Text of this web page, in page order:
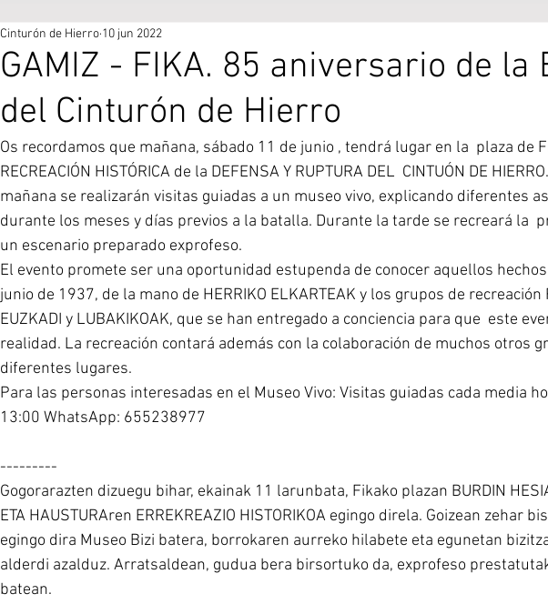
GAMIZ - FIKA. 85 aniversario de la
del Cinturón de Hierro
Cinturón de Hierro 10 jun 2022
Os recordamos que mañana, sábado 11 de junio , tendrá lugar en la  plaza de
RECREACIÓN HISTÓRICA de la DEFENSA Y RUPTURA DEL  CINTUÓN DE
mañana se realizarán visitas guiadas a un museo vivo, explicando diferentes
durante los meses y días previos a la batalla. Durante la tarde se recreará la
un escenario preparado exprofeso.
El evento promete ser una oportunidad estupenda de conocer aquellos
junio de 1937, de la mano de HERRIKO ELKARTEAK y los grupos de recreación
EUZKADI y LUBAKIKOAK, que se han entregado a conciencia para que  este
realidad. La recreación contará además con la colaboración de muchos otros
diferentes lugares.
Para las personas interesadas en el Museo Vivo: Visitas guiadas cada media
13:00 WhatsApp: 655238977
---------
Gogorarazten dizuegu bihar, ekainak 11 larunbata, Fikako plazan BURDIN
ETA HAUSTURAren ERREKREAZIO HISTORIKOA egingo direla. Goizean zehar
egingo dira Museo Bizi batera, borrokaren aurreko hilabete eta egunetan
alderdi azalduz. Arratsaldean, gudua bera birsortuko da, exprofeso
batean.